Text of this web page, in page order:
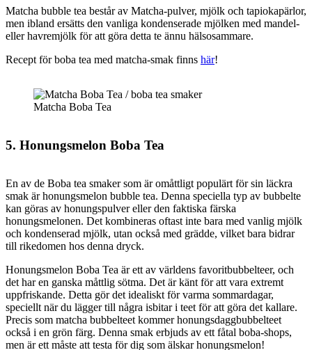
Matcha bubble tea består av Matcha-pulver, mjölk och tapiokapärlor,
men ibland ersätts den vanliga kondenserade mjölken med mandel-
eller havremjölk för att göra detta te ännu hälsosammare.
Recept för boba tea med matcha-smak finns här!
Matcha Boba Tea
5. Honungsmelon Boba Tea
En av de Boba tea smaker som är omåttligt populärt för sin läckra
smak är honungsmelon bubble tea. Denna speciella typ av bubbelte
kan göras av honungspulver eller den faktiska färska
honungsmelonen. Det kombineras oftast inte bara med vanlig mjölk
och kondenserad mjölk, utan också med grädde, vilket bara bidrar
till rikedomen hos denna dryck.
Honungsmelon Boba Tea är ett av världens favoritbubbelteer, och
det har en ganska måttlig sötma. Det är känt för att vara extremt
uppfriskande. Detta gör det idealiskt för varma sommardagar,
speciellt när du lägger till några isbitar i teet för att göra det kallare.
Precis som matcha bubbelteet kommer honungsdaggbubbelteet
också i en grön färg. Denna smak erbjuds av ett fåtal boba-shops,
men är ett måste att testa för dig som älskar honungsmelon!